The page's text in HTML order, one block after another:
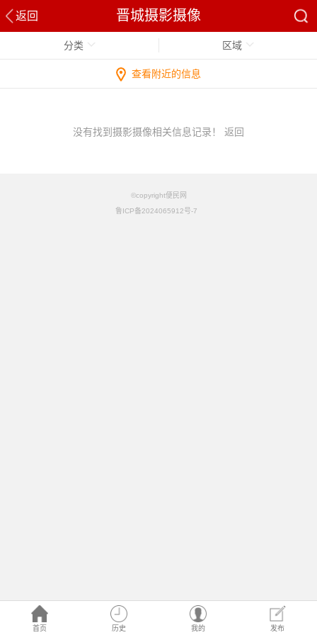
返回 晋城摄影摄像
首页 历史 我的 发布
分类 区域
查看附近的信息
没有找到摄影摄像相关信息记录！ 返回
©copyright便民网
鲁ICP备2024065912号-7